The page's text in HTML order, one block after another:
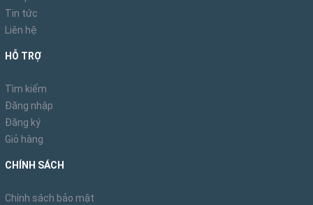
Tin tức
Liên hệ
HỖ TRỢ
Tìm kiếm
Đăng nhập
Đăng ký
Giỏ hàng
CHÍNH SÁCH
Chính sách bảo mật